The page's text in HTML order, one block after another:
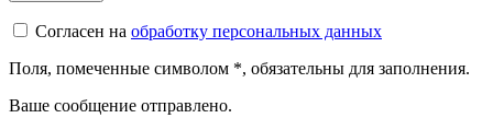
Согласен на обработку персональных данных
Поля, помеченные символом *, обязательны для заполнения.
Ваше сообщение отправлено.